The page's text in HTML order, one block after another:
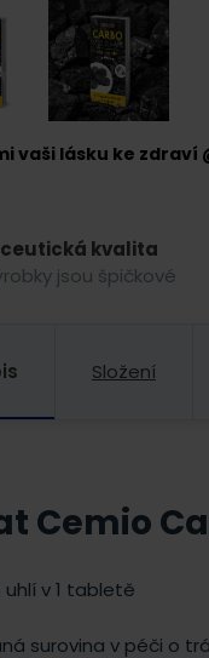
vaši lásku ke zdraví
kvalita
jsou špičkové
Složení
Cemio
uhlí v 1 tabletě
surovina v péči o